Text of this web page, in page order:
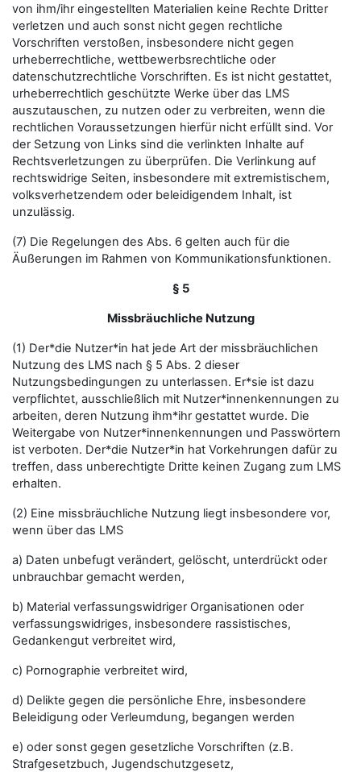
von ihm/ihr eingestellten Materialien keine Rechte Dritter
verletzen und auch sonst nicht gegen rechtliche
Vorschriften verstoßen, insbesondere nicht gegen
urheberrechtliche, wettbewerbsrechtliche oder
datenschutzrechtliche Vorschriften. Es ist nicht gestattet,
urheberrechtlich geschützte Werke über das LMS
auszutauschen, zu nutzen oder zu verbreiten, wenn die
rechtlichen Voraussetzungen hierfür nicht erfüllt sind. Vor
der Setzung von Links sind die verlinkten Inhalte auf
Rechtsverletzungen zu überprüfen. Die Verlinkung auf
rechtswidrige Seiten, insbesondere mit extremistischem,
volksverhetzendem oder beleidigendem Inhalt, ist
unzulässig.
(7) Die Regelungen des Abs. 6 gelten auch für die
Äußerungen im Rahmen von Kommunikationsfunktionen.
§ 5
Missbräuchliche Nutzung
(1) Der*die Nutzer*in hat jede Art der missbräuchlichen
Nutzung des LMS nach § 5 Abs. 2 dieser
Nutzungsbedingungen zu unterlassen. Er*sie ist dazu
verpflichtet, ausschließlich mit Nutzer*innenkennungen zu
arbeiten, deren Nutzung ihm*ihr gestattet wurde. Die
Weitergabe von Nutzer*innenkennungen und Passwörtern
ist verboten. Der*die Nutzer*in hat Vorkehrungen dafür zu
treffen, dass unberechtigte Dritte keinen Zugang zum LMS
erhalten.
(2) Eine missbräuchliche Nutzung liegt insbesondere vor,
wenn über das LMS
a) Daten unbefugt verändert, gelöscht, unterdrückt oder
unbrauchbar gemacht werden,
b) Material verfassungswidriger Organisationen oder
verfassungswidriges, insbesondere rassistisches,
Gedankengut verbreitet wird,
c) Pornographie verbreitet wird,
d) Delikte gegen die persönliche Ehre, insbesondere
Beleidigung oder Verleumdung, begangen werden
e) oder sonst gegen gesetzliche Vorschriften (z.B.
Strafgesetzbuch, Jugendschutzgesetz,